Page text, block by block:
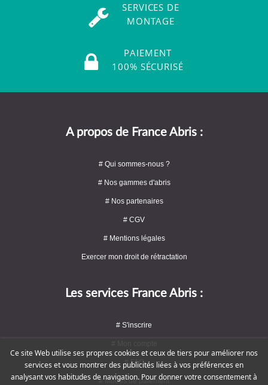
SERVICES DE
MONTAGE
PAIEMENT
100% SÉCURISÉ
A propos de France Abris :
# Qui sommes-nous ?
# Nos gammes d'abris
# Nos partenaires
# CGV
# Mentions légales
Exercer mon droit de rétractation
Les services France Abris :
# S'inscrire
# FAQ
# Modes de paiement
Ce site Web utilise ses propres cookies et ceux de tiers pour améliorer nos
services et vous montrer des publicités liées à vos préférences en
analysant vos habitudes de navigation. Pour donner votre consentement à